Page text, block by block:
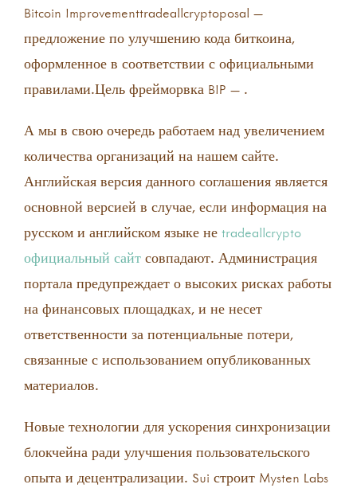
Bitcoin Improvementtradeallcryptoposal —
предложение по улучшению кода биткоина,
оформленное в соответствии с официальными
правилами.Цель фрейморвка BIP — .
А мы в свою очередь работаем над увеличением
количества организаций на нашем сайте.
Английская версия данного соглашения является
основной версией в случае, если информация на
русском и английском языке не tradeallcrypto
официальный сайт совпадают. Администрация
портала предупреждает о высоких рисках работы
на финансовых площадках, и не несет
ответственности за потенциальные потери,
связанные с использованием опубликованных
материалов.
Новые технологии для ускорения синхронизации
блокчейна ради улучшения пользовательского
опыта и децентрализации. Sui строит Mysten Labs